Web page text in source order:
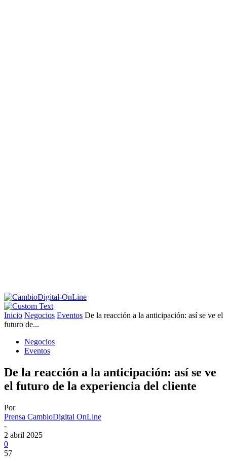
Inicio Negocios Eventos De la reacción a la anticipación: así se ve el
futuro de...
Negocios
Eventos
De la reacción a la anticipación: así se ve
el futuro de la experiencia del cliente
Por
Prensa CambioDigital OnLine
-
2 abril 2025
0
57